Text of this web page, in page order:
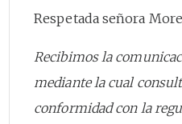
Respetada señora
Recibimos la
mediante la cual
conformidad con la